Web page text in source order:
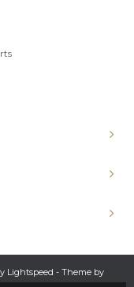
Lightspeed - Theme by